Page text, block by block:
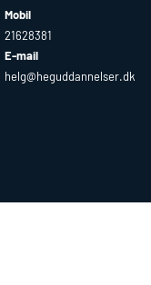
Mobil
21628381
E-mail
helg@heguddannelser.dk